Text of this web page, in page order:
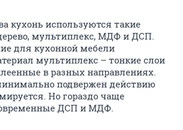
кухонь используются такие
мультиплекс, МДФ и ДСП.
для кухонной мебели
мультиплекс – тонкие слои
в разных направлениях.
подвержен действию
Но гораздо чаще
ДСП и МДФ.